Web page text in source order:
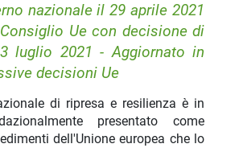
nazionale il 29 aprile 2021
Ue con decisione di
luglio 2021 - Aggiornato in
decisioni Ue
di ripresa e resilienza è in
presentato come
dell'Unione europea che lo